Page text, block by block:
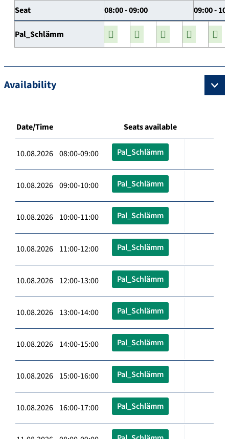
Seat 08:00 - 09:00 09:00 -
Pal_Schlämm
Availability
Date/Time Seats available
10.08.2026 08:00-09:00 Pal_Schlämm
10.08.2026 09:00-10:00 Pal_Schlämm
10.08.2026 10:00-11:00 Pal_Schlämm
10.08.2026 11:00-12:00 Pal_Schlämm
10.08.2026 12:00-13:00 Pal_Schlämm
10.08.2026 13:00-14:00 Pal_Schlämm
10.08.2026 14:00-15:00 Pal_Schlämm
10.08.2026 15:00-16:00 Pal_Schlämm
10.08.2026 16:00-17:00 Pal_Schlämm